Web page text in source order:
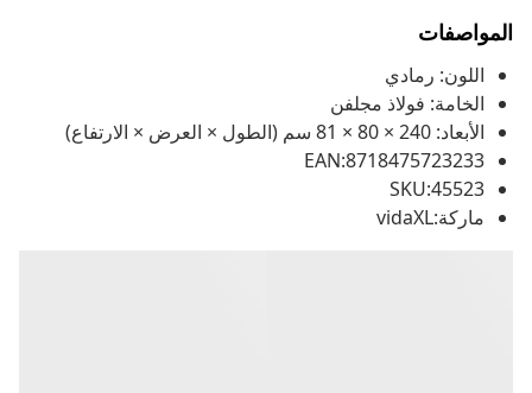
المواصفات
اللون: رمادي
الخامة: فولاذ مجلفن
الأبعاد: 240 × 80 × 81 سم (الطول × العرض × الارتفاع)
EAN:8718475723233
SKU:45523
ماركة:vidaXL